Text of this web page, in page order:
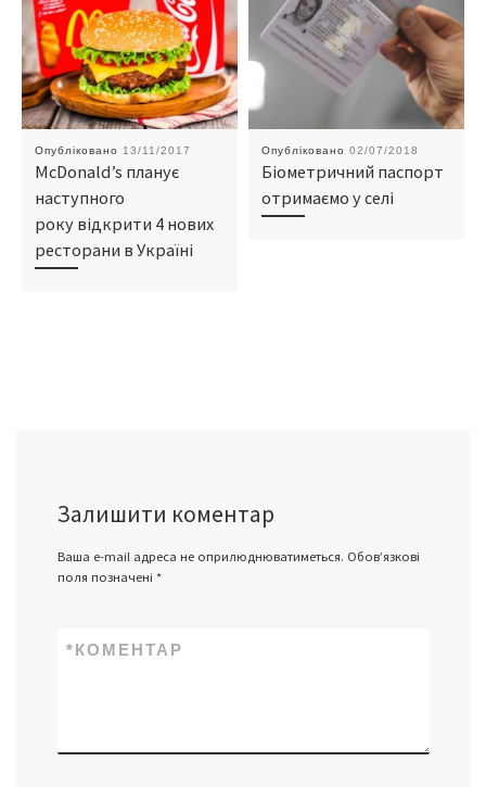
Опубліковано 13/11/2017
McDonald’s планує
наступного
року відкрити 4 нових
ресторани в Україні
Опубліковано 02/07/2018
Біометричний паспорт
отримаємо у селі
Залишити коментар
Ваша e-mail адреса не оприлюднюватиметься. Обов’язкові
поля позначені *
КОМЕНТАР
*